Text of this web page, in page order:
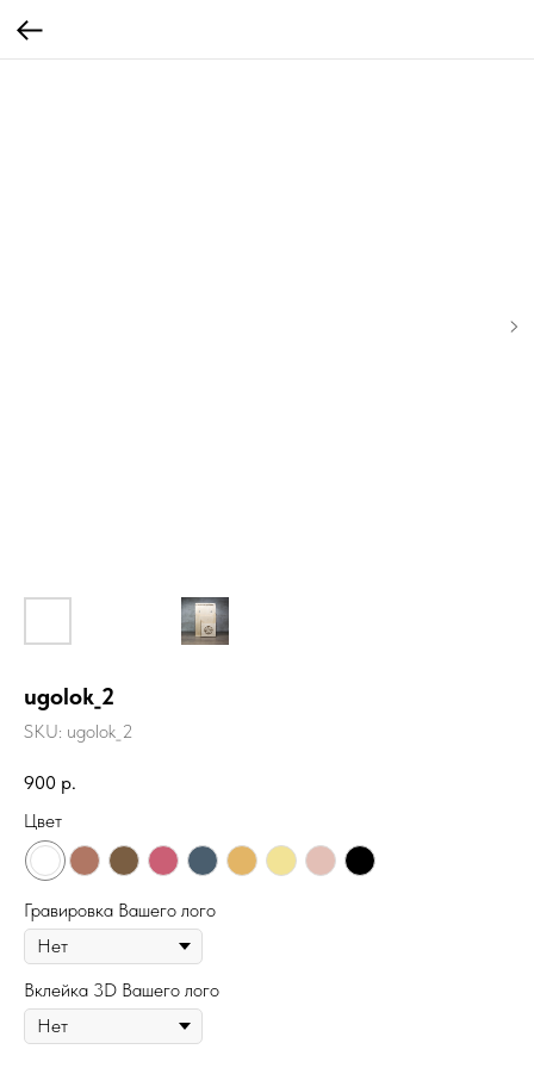
ugolok_2
SKU: ugolok_2
900 р.
Цвет
Гравировка Вашего лого
Вклейка 3D Вашего лого